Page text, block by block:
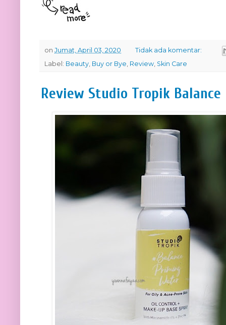
on Jumat, April 03, 2020
Tidak ada komentar:
Label: Beauty Buy or Bye Review Skin Care
Review Studio Tropik